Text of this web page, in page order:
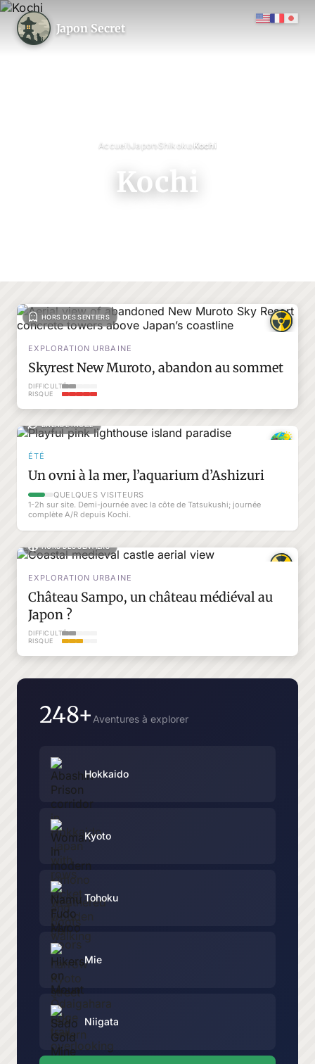
Japon Secret
Accueil›Japon›Shikoku›Kochi
Kochi
HORS DES SENTIERS
EXPLORATION URBAINE
Skyrest New Muroto, abandon au sommet
DIFFICULTÉ
RISQUE
BALADE FACILE
ÉTÉ
Un ovni à la mer, l’aquarium d’Ashizuri
QUELQUES VISITEURS
1-2h sur site. Demi-journée avec la côte de Tatsukushi; journée
complète A/R depuis Kochi.
HORS DES SENTIERS
EXPLORATION URBAINE
Château Sampo, un château médiéval au
Japon ?
DIFFICULTÉ
RISQUE
248+ Aventures à explorer
Hokkaido
Kyoto
Tohoku
Mie
Niigata